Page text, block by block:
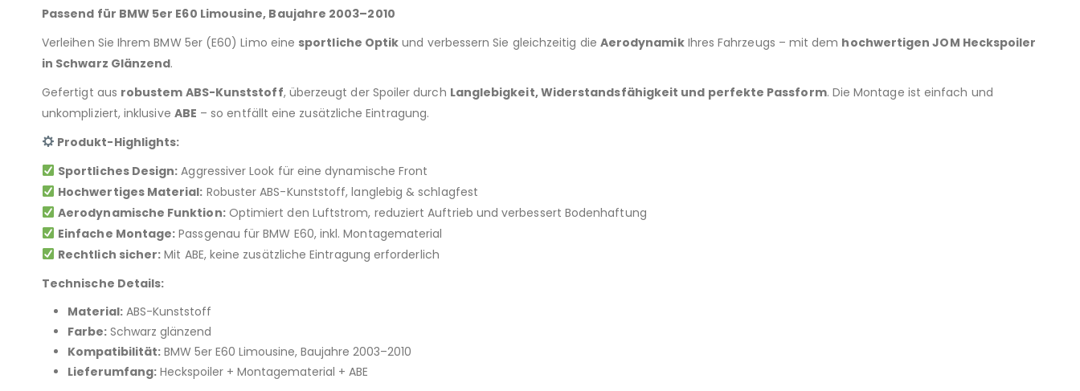
Passend für BMW 5er E60 Limousine, Baujahre 2003–2010
Verleihen Sie Ihrem BMW 5er (E60) Limo eine sportliche Optik und verbessern Sie gleichzeitig die AerodynamikIhres Fahrzeugs – mit dem hochwertigen JOM Heckspoiler
in Schwarz Glänzend.
Gefertigt aus robustem ABS-Kunststoff, überzeugt der Spoiler durch Langlebigkeit, Widerstandsfähigkeit und perfekte Passform. Die Montage ist einfach und
unkompliziert, inklusive ABE – so entfällt eine zusätzliche Eintragung.
Produkt-Highlights:
Sportliches Design: Aggressiver Look für eine dynamische Front
Hochwertiges Material: Robuster ABS-Kunststoff, langlebig & schlagfest
Aerodynamische Funktion:Optimiert den Luftstrom, reduziert Auftrieb und verbessert Bodenhaftung
Einfache Montage: Passgenau für BMW E60, inkl. Montagematerial
Rechtlich sicher: Mit ABE, keine zusätzliche Eintragung erforderlich
Technische Details:
Material: ABS-Kunststoff
Farbe: Schwarz glänzend
Kompatibilität: BMW 5er E60 Limousine, Baujahre 2003–2010
Lieferumfang: Heckspoiler + Montagematerial + ABE